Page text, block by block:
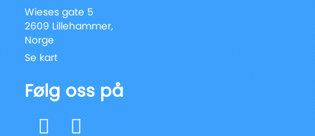
Wieses gate 5
2609 Lillehammer,
Norge
Se kart
Følg oss på